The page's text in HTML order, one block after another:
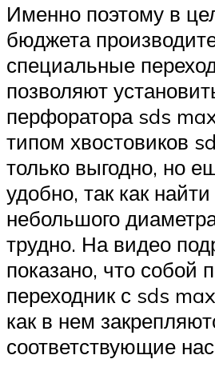
Именно поэтому в
бюджета
специальные
позволяют
перфоратора sds
типом хвостовиков
только выгодно, но
удобно, так как
небольшого
трудно. На видео
показано, что собой
переходник с sds
как в нем
соответствующие